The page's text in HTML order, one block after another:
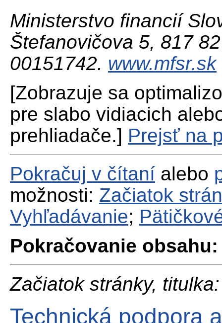
Ministerstvo financií
Štefanovičova 5, 817
00151742. www.mfsr.sk
[Zobrazuje sa
pre slabo vidiacich
prehliadače.] Prejsť na
Pokračuj v čítaní alebo
možnosti: Začiatok
Vyhľadávanie;
Pokračovanie obsahu:
Začiatok stránky, titulka:
Technická podpora